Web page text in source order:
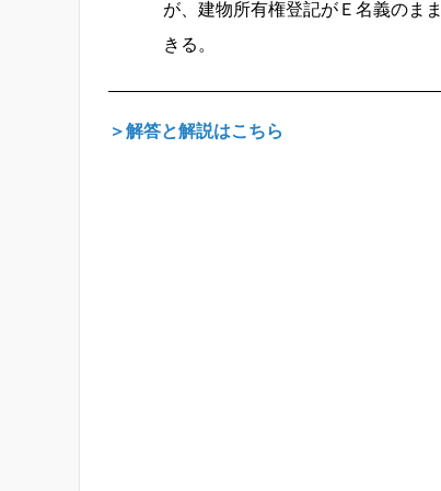
が、建物所有権登記がＥ名義のま
きる。
＞解答と解説はこちら